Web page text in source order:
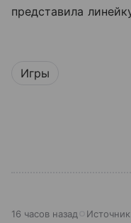
представила
Игры
16 часов назад